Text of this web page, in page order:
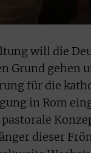
will die
Grund gehen
für die
in Rom
dieser